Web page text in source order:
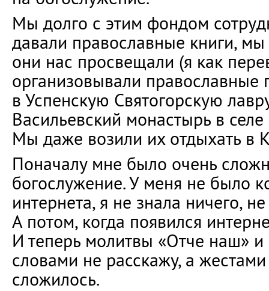
Мы долго с этим фондом
давали православные книги,
они нас просвещали (я как
организовывали православные
в Успенскую Святогорскую
Васильевский монастырь в
Мы даже возили их отдыхать в
Поначалу мне было очень
богослужение. У меня не было
интернета, я не знала ничего,
А потом, когда появился
И теперь молитвы «Отче наш»
словами не расскажу, а
сложилось.